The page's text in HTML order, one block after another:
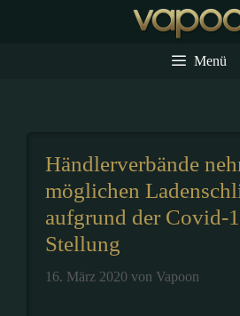
Menü
Händlerverbände
möglichen
aufgrund der Covid-
Stellung
16. März 2020 von Vapoon